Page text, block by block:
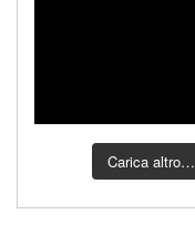
Carica altro…